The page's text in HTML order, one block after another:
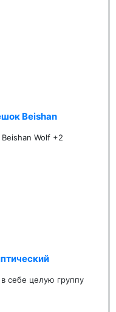
Beishan
Wolf +2
себе целую группу